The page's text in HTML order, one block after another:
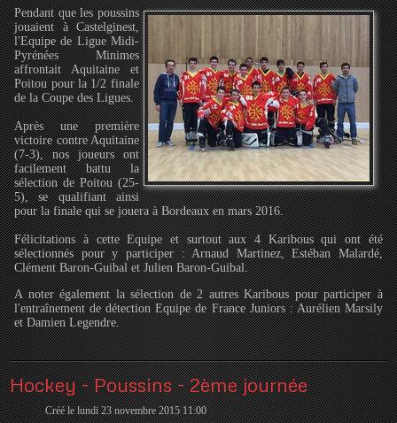
Pendant que les poussins
jouaient à Castelginest,
l'Equipe de Ligue Midi-
Pyrénées Minimes
affrontait Aquitaine et
Poitou pour la 1/2 finale
de la Coupe des Ligues.
Après une première
victoire contre Aquitaine
(7-3), nos joueurs ont
facilement battu la
sélection de Poitou (25-
5), se qualifiant ainsi
pour la finale qui se jouera à Bordeaux en mars 2016.
Félicitations à cette Equipe et surtout aux 4 Karibous qui ont été
sélectionnés pour y participer : Arnaud Martinez, Estéban Malardé,
Clément Baron-Guibal et Julien Baron-Guibal.
A noter également la sélection de 2 autres Karibous pour participer à
l'entraînement de détection Equipe de France Juniors : Aurélien Marsily
et Damien Legendre.
Hockey - Poussins - 2ème journée
Créé le lundi 23 novembre 2015 11:00